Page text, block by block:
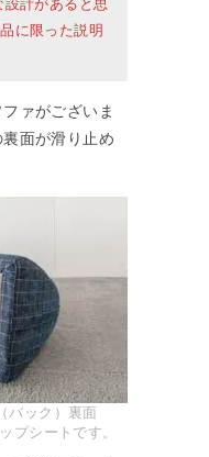
計があると思
に限った説明
ァがございま
面が滑り止め
バック）裏面
プシートです。